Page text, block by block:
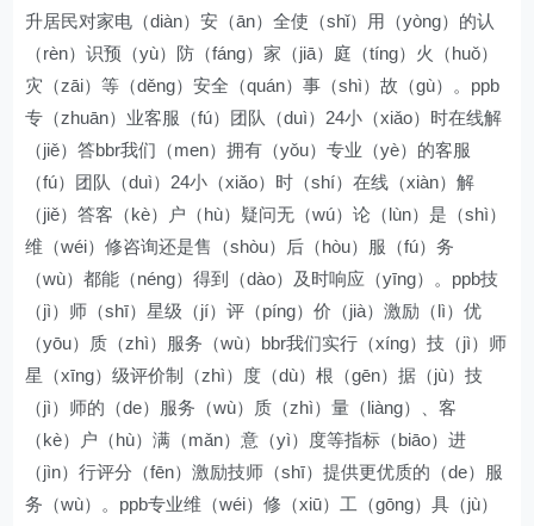
升居民对家电（diàn）安（ān）全使（shǐ）用（yòng）的认
（rèn）识预（yù）防（fáng）家（jiā）庭（tíng）火（huǒ）
灾（zāi）等（děng）安全（quán）事（shì）故（gù）。ppb
专（zhuān）业客服（fú）团队（duì）24小（xiǎo）时在线解
（jiě）答bbr我们（men）拥有（yǒu）专业（yè）的客服
（fú）团队（duì）24小（xiǎo）时（shí）在线（xiàn）解
（jiě）答客（kè）户（hù）疑问无（wú）论（lùn）是（shì）
维（wéi）修咨询还是售（shòu）后（hòu）服（fú）务
（wù）都能（néng）得到（dào）及时响应（yīng）。ppb技
（jì）师（shī）星级（jí）评（píng）价（jià）激励（lì）优
（yōu）质（zhì）服务（wù）bbr我们实行（xíng）技（jì）师
星（xīng）级评价制（zhì）度（dù）根（gēn）据（jù）技
（jì）师的（de）服务（wù）质（zhì）量（liàng）、客
（kè）户（hù）满（mǎn）意（yì）度等指标（biāo）进
（jìn）行评分（fēn）激励技师（shī）提供更优质的（de）服
务（wù）。ppb专业维（wéi）修（xiū）工（gōng）具（jù）